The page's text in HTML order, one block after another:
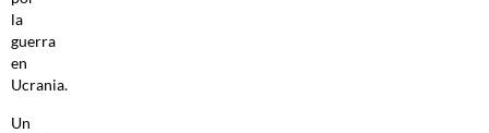
la
guerra
en
Ucrania.
Un